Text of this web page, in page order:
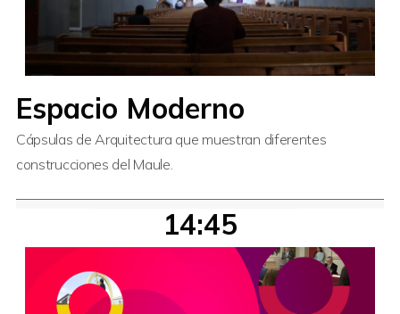
Espacio Moderno
Cápsulas de Arquitectura que muestran diferentes
construcciones del Maule.
14:45